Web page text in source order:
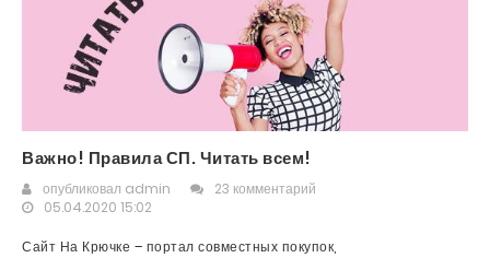
Важно! Правила СП. Читать всем!
опубликовал admin
23 комментарий
05.04.2020 15:02
Сайт На Крючке – портал совместных покупок,